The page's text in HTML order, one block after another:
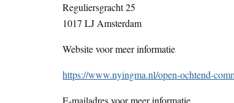
Reguliersgracht 25
1017 LJ Amsterdam
Website voor meer informatie
https://www.nyingma.nl/open-ochtend-
E-mailadres voor meer informatie